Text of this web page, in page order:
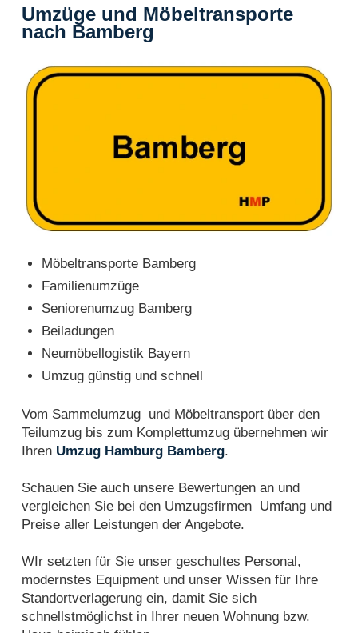
Umzüge und Möbeltransporte
nach Bamberg
Möbeltransporte Bamberg
Familienumzüge
Seniorenumzug Bamberg
Beiladungen
Neumöbellogistik Bayern
Umzug günstig und schnell
Vom Sammelumzug und Möbeltransport über den
Teilumzug bis zum Komplettumzug übernehmen wir
Ihren Umzug Hamburg Bamberg.
Schauen Sie auch unsere Bewertungen an und
vergleichen Sie bei den Umzugsfirmen Umfang und
Preise aller Leistungen der Angebote.
WIr setzten für Sie unser geschultes Personal,
modernstes Equipment und unser Wissen für Ihre
Standortverlagerung ein, damit Sie sich
schnellstmöglichst in Ihrer neuen Wohnung bzw.